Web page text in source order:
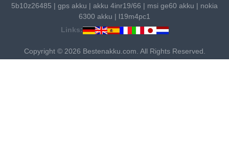
5b10z26485 | gps akku | akku 4inr19/66 | msi ge60 akku | nokia
6300 akku | l19m4pc1
Links:
Copyright © 2026 Bestenakku.com. All Rights Reserved.